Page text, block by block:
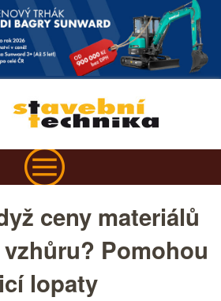
ceny materiálů
Pomohou
lopaty